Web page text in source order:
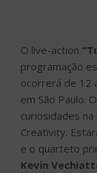
O live-action
programação
ocorrerá de 12
em São Paulo.
curiosidades
Creativity.
e o quarteto
Kevin